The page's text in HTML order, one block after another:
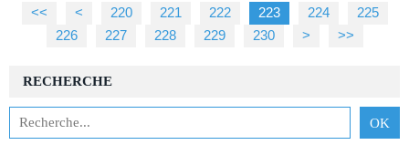
<< < 200
210
220 221 222 223 224
225
226
227 228 229 230 240
250
260
270
280
290
300
400
500
600
700
800
900
1000
> >>
RECHERCHE